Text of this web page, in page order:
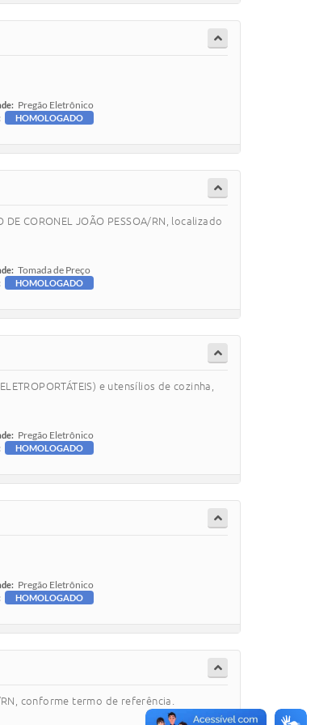
Pregão Eletrônico
HOMOLOGADO
CORONEL JOÃO PESSOA/RN, localizado
Tomada de Preço
HOMOLOGADO
e utensílios de cozinha,
Pregão Eletrônico
HOMOLOGADO
Pregão Eletrônico
HOMOLOGADO
conforme termo de referência.